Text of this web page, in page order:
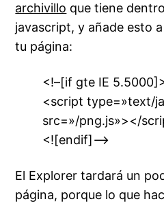
archivillo que tiene
javascript, y añade esto
tu página:
<!–[if gte IE
<script type=»text/
src=»/png.js»></
<![endif]–>
El Explorer tardará un
página, porque lo que